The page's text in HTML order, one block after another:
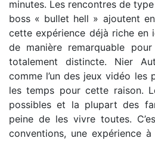
minutes. Les rencontres de
boss « bullet hell » ajoutent
cette expérience déjà riche en
de manière remarquable
totalement distincte. Nier
comme l’un des jeux vidéo les
les temps pour cette raison.
possibles et la plupart des
peine de les vivre toutes.
conventions, une expérience